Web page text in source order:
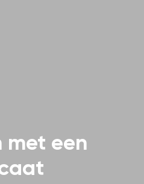
met een